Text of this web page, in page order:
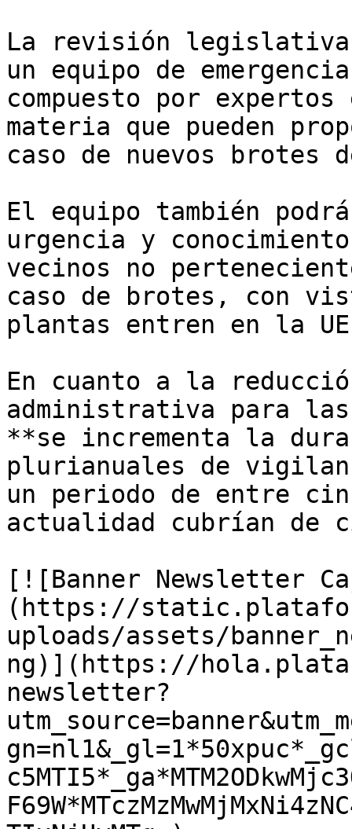
La revisión
un equipo de
compuesto por
materia que pueden
caso de nuevos brotes
El equipo también
urgencia y
vecinos no
caso de brotes, con
plantas entren en la
En cuanto a la
administrativa para las
**se incrementa la
plurianuales de
un periodo de entre
actualidad cubrían de
[![Banner Newsletter
(https://
uploads/assets/
ng)](https://
newsletter?